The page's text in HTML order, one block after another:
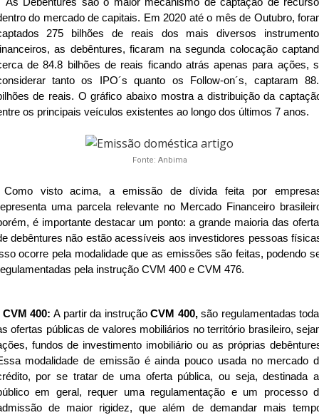
do mercado de capitais. Em 2020 até o mês de Outubro,
275 bilhões de reais dos mais diversos
as debêntures, ficaram na segunda colocação
de 84.8 bilhões de reais ficando atrás apenas para ações,
tanto os IPO´s quanto os Follow-on´s, captaram
de reais. O gráfico abaixo mostra a distribuição da
os principais veículos existentes ao longo dos últimos 7 anos.
Fonte: Anbima
visto acima, a emissão de dívida feita por
uma parcela relevante no Mercado Financeiro
é importante destacar um ponto: a grande maioria das
debêntures não estão acessíveis aos investidores pessoas
ocorre pela modalidade que as emissões são feitas, podendo
pela instrução CVM 400 e CVM 476.
400:A partir da instruçãoCVM 400,são regulamentadas
ofertas públicas de valores mobiliários no território brasileiro,
fundos de investimento imobiliário ou as próprias
modalidade de emissão é ainda pouco usada no mercado
por se tratar de uma oferta pública, ou seja, destinada
em geral, requer uma regulamentação e um processo
de maior rigidez, que além de demandar mais